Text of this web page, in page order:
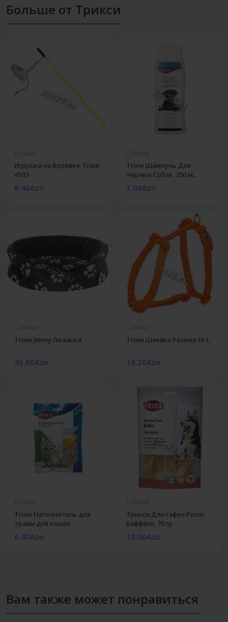
Больше от Трикси
Игрушка на Веревке Trixie
4103
6.40Azn
Trixie Шампунь Для
Черных Собак, 250 м...
7.00Azn
Trixie Jimmy Лежанка
45.00Azn
Trixie Шлейка Размер M-L
10.20Azn
Trixie Наполнитель для
травы для кошек...
6.40Azn
Трикси Дентафун Роллс
Баффало, 70 гр
10.00Azn
Вам также может понравиться